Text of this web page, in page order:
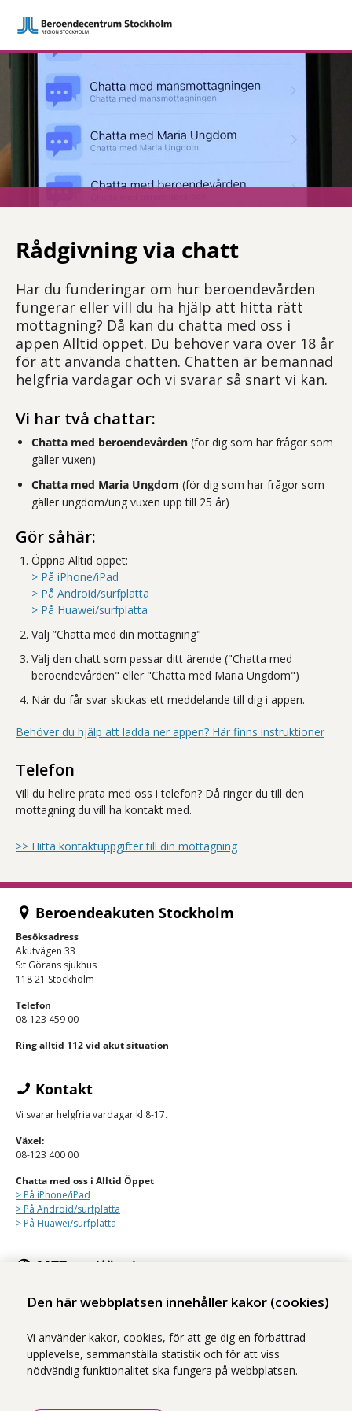
Den här webbplatsen innehåller kakor (cookies)
Vi använder kakor, cookies, för att ge dig en förbättrad
upplevelse, sammanställa statistik och för att viss
nödvändig funktionalitet ska fungera på webbplatsen.
Rådgivning via chatt
Har du funderingar om hur beroendevården
fungerar eller vill du ha hjälp att hitta rätt
mottagning? Då kan du chatta med oss i
appen Alltid öppet. Du behöver vara över 18 år
för att använda chatten. Chatten är bemannad
helgfria vardagar och vi svarar så snart vi kan.
Vi har två chattar:
Chatta med beroendevården (för dig som har frågor som
gäller vuxen)
Chatta med Maria Ungdom (för dig som har frågor som
gäller ungdom/ung vuxen upp till 25 år)
Gör såhär:
Öppna Alltid öppet:
> På iPhone/iPad
> På Android/surfplatta
> På Huawei/surfplatta
Välj ”Chatta med din mottagning"
Välj den chatt som passar ditt ärende ("Chatta med
beroendevården" eller "Chatta med Maria Ungdom")
När du får svar skickas ett meddelande till dig i appen.
Behöver du hjälp att ladda ner appen? Här finns instruktioner
Telefon
Vill du hellre prata med oss i telefon? Då ringer du till den
mottagning du vill ha kontakt med.
>> Hitta kontaktuppgifter till din mottagning
Beroendeakuten Stockholm
Besöksadress
Akutvägen 33
S:t Görans sjukhus
118 21 Stockholm
Telefon
08-123 459 00
Ring alltid 112 vid akut situation
Kontakt
Vi svarar helgfria vardagar kl 8-17.
Växel:
08-123 400 00
Chatta med oss i Alltid Öppet
> På iPhone/iPad
> På Android/surfplatta
> På Huawei/surfplatta
1177:s e-tjänster
kontakta vården på ett säkert sätt.